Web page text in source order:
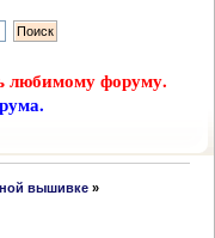
любимому форуму.
вышивке»